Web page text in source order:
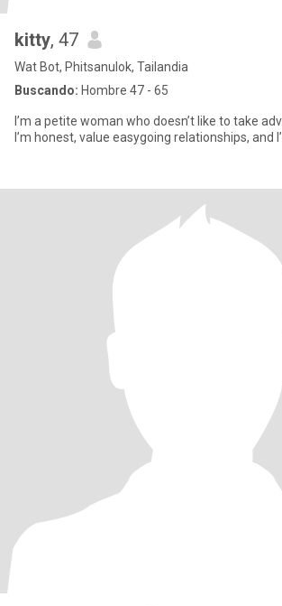
kitty, 47
Wat Bot, Phitsanulok, Tailandia
Buscando: Hombre 47 - 65
I’m a petite woman who doesn’t like to take
I’m honest, value easygoing relationships, and